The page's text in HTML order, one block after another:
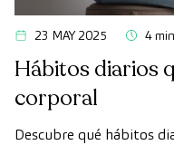
23 MAY 2025 4 min
Hábitos diarios
corporal
Descubre qué hábitos